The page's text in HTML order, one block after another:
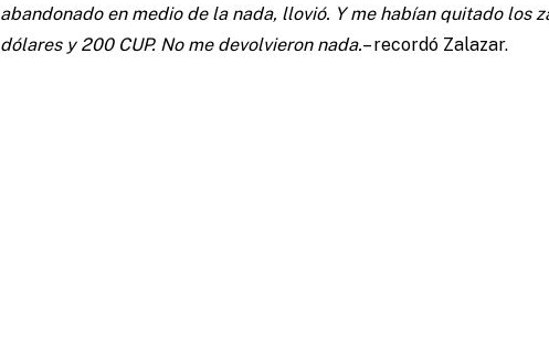
abandonado en medio de la nada, llovió. Y me habían quitado los
dólares y 200 CUP. No me devolvieron nada.– recordó Zalazar.